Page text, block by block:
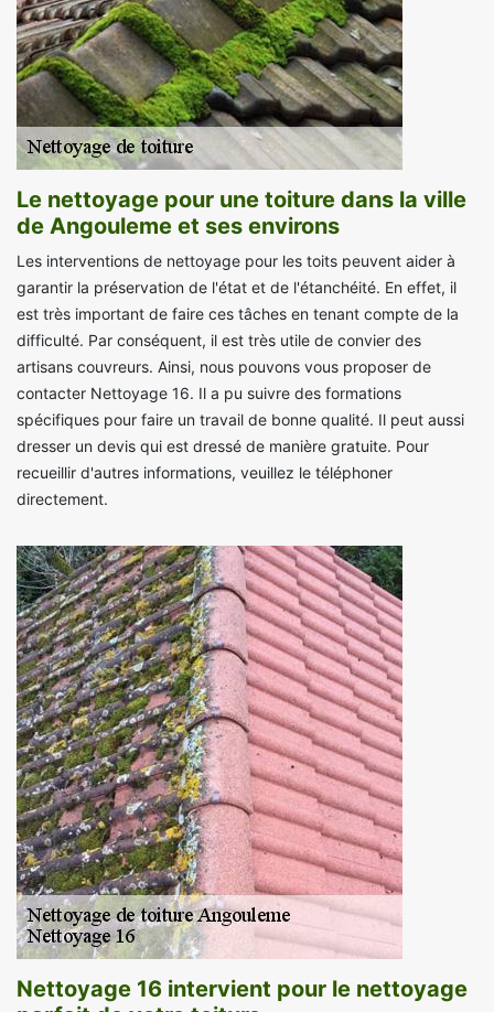
Le nettoyage pour une toiture dans la ville
de Angouleme et ses environs
Les interventions de nettoyage pour les toits peuvent aider à
garantir la préservation de l'état et de l'étanchéité. En effet, il
est très important de faire ces tâches en tenant compte de la
difficulté. Par conséquent, il est très utile de convier des
artisans couvreurs. Ainsi, nous pouvons vous proposer de
contacter Nettoyage 16. Il a pu suivre des formations
spécifiques pour faire un travail de bonne qualité. Il peut aussi
dresser un devis qui est dressé de manière gratuite. Pour
recueillir d'autres informations, veuillez le téléphoner
directement.
Nettoyage 16 intervient pour le nettoyage